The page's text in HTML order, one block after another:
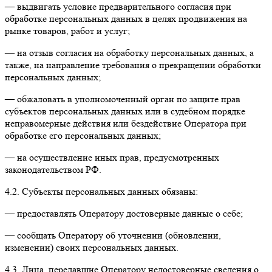
— выдвигать условие предварительного согласия при
обработке персональных данных в целях продвижения на
рынке товаров, работ и услуг;
— на отзыв согласия на обработку персональных данных, а
также, на направление требования о прекращении обработки
персональных данных;
— обжаловать в уполномоченный орган по защите прав
субъектов персональных данных или в судебном порядке
неправомерные действия или бездействие Оператора при
обработке его персональных данных;
— на осуществление иных прав, предусмотренных
законодательством РФ.
4.2. Субъекты персональных данных обязаны:
— предоставлять Оператору достоверные данные о себе;
— сообщать Оператору об уточнении (обновлении,
изменении) своих персональных данных.
4.3. Лица, передавшие Оператору недостоверные сведения о